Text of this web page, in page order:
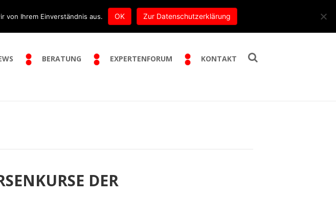
E-Mail:info@trippe-beratung.de
BERATUNG EXPERTENFORUM KONTAKT
DER
von Ihrem Einverständnis aus. OK Zur Datenschutzerklärung